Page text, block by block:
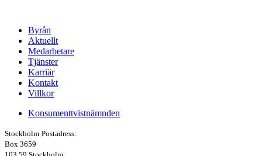
Byrån
Aktuellt
Medarbetare
Tjänster
Karriär
Kontakt
Villkor
Konsumenttvistnämnden
Stockholm Postadress:
Box 3659